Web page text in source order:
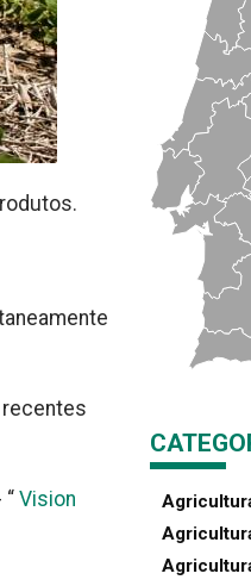
recentes
Vision